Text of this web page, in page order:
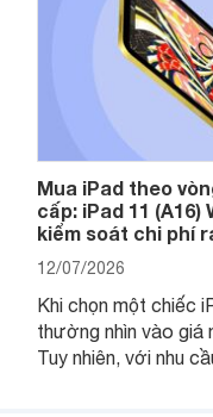
Mua iPad theo
cấp: iPad 11 (A16)
kiểm soát chi phí
12/07/2026
Khi chọn một chiếc
thường nhìn vào
Tuy nhiên, với nhu